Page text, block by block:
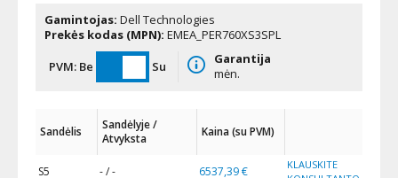
Gamintojas: Dell Technologies
Prekės kodas (MPN): EMEA_PER760XS3SPL
PVM: Be Su
Garantija
mėn.
Sandėlis
Sandėlyje /
Atvyksta
Kaina (su PVM)
S5 - / - 6537,39 €
KLAUSKITE